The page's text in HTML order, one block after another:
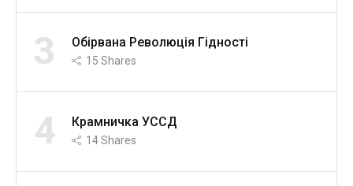
3 Обірвана Революція Гідності
15 Shares
4 Крамничка УССД
14Shares